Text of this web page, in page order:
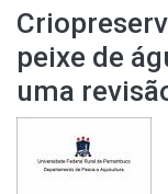
peixe de
uma